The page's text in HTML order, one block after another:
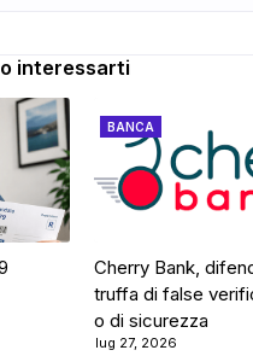
interessarti
BANCA
Cherry Bank,
truffa di false
o di sicurezza
lug 27, 2026